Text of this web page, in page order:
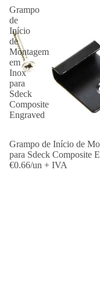
Grampo
de
Início
de
Montagem
em
Inox
para
Sdeck
Composite
Engraved
Grampo de Início de
para Sdeck Composite
€0.66/un + IVA